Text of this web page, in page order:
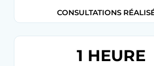
CONSULTATIONS
1 HEURE